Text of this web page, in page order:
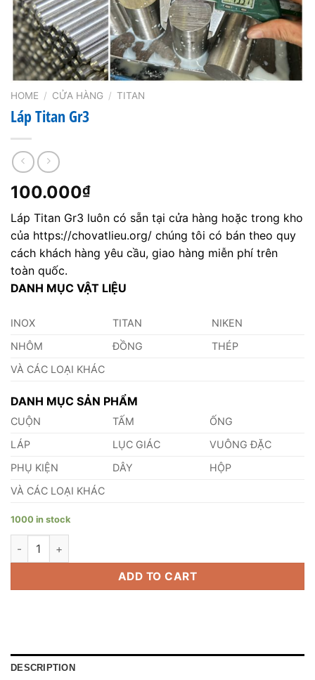
HOME / CỬA HÀNG / TITAN
Láp Titan Gr3
100.000₫
Láp Titan Gr3 luôn có sẵn tại cửa hàng hoặc trong kho
của https://chovatlieu.org/ chúng tôi có bán theo quy
cách khách hàng yêu cầu, giao hàng miễn phí trên
toàn quốc.
DANH MỤC VẬT LIỆU
INOX TITAN
NIKEN
NHÔM
ĐỒNG
THÉP
VÀ CÁC LOẠI KHÁC
DANH MỤC SẢN PHẨM
CUỘN TẤM
ỐNG
LÁP
LỤC GIÁC
VUÔNG ĐẶC
PHỤ KIỆN
DÂY
HỘP
VÀ CÁC LOẠI KHÁC
1000 in stock
Láp Titan Gr3 quantity
ADD TO CART
DESCRIPTION